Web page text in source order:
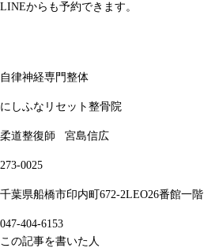
LINEからも予約できます。
自律神経専門整体
にしふなリセット整骨院
柔道整復師 宮島信広
273-0025
千葉県船橋市印内町672-2LEO26番館一階
047-404-6153
この記事を書いた人